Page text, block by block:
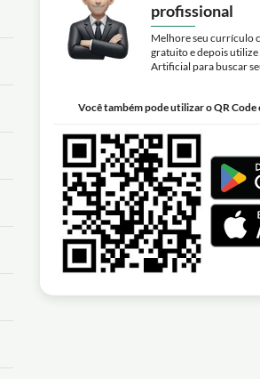
profissional
Melhore seu currículo
gratuito e depois
Artificial para buscar
Você também pode utilizar o QR Code